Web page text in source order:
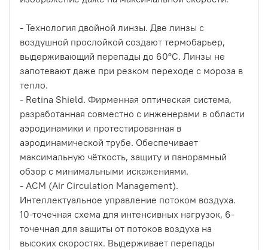
- Технология двойной линзы. Две линзы с
воздушной прослойкой создают термобарьер,
выдерживающий перепады до 60°C. Линзы не
запотевают даже при резком переходе с мороза в
тепло.
- Retina Shield. Фирменная оптическая система,
разработанная совместно с инженерами в области
аэродинамики и протестированная в
аэродинамической трубе. Обеспечивает
максимальную чёткость, защиту и панорамный
обзор с минимальными искажениями.
- ACM (Air Circulation Management).
Интеллектуальное управление потоком воздуха.
10-точечная схема для интенсивных нагрузок, 6-
точечная для защиты от потоков воздуха на
высоких скоростях. Выдерживает перепады